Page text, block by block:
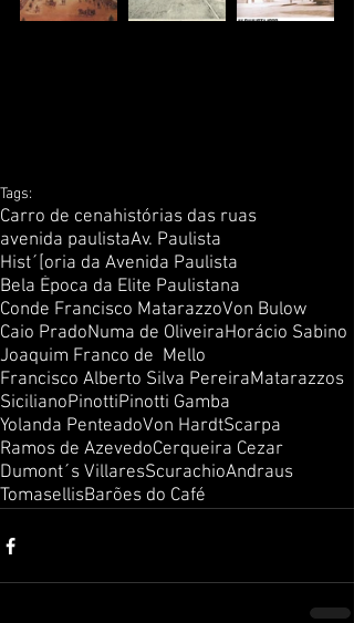
Tags:
Carro de cenahistórias das ruas
avenida paulistaAv. Paulista
Hist´[oria da Avenida Paulista
Bela Época da Elite Paulistana
Conde Francisco MatarazzoVon Bulow
Caio PradoNuma de OliveiraHorácio Sabino
Joaquim Franco de Mello
Francisco Alberto Silva PereiraMatarazzos
SicilianoPinottiPinotti Gamba
Yolanda PenteadoVon HardtScarpa
Ramos de AzevedoCerqueira Cezar
Dumont´s VillaresScurachioAndraus
TomasellisBarões do Café